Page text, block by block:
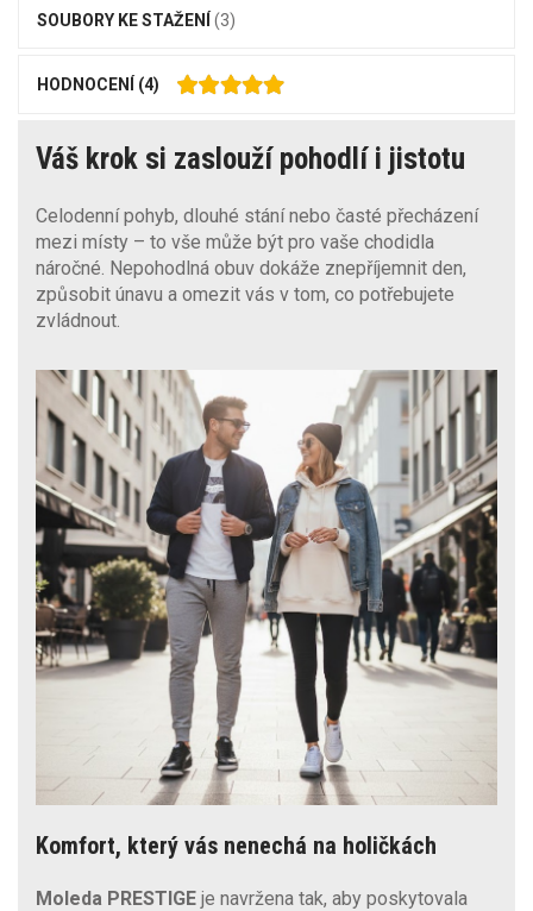
SOUBORY KE STAŽENÍ (3)
HODNOCENÍ (4)
Váš krok si zaslouží pohodlí i jistotu
Celodenní pohyb, dlouhé stání nebo časté přecházení
mezi místy – to vše může být pro vaše chodidla
náročné. Nepohodlná obuv dokáže znepříjemnit den,
způsobit únavu a omezit vás v tom, co potřebujete
zvládnout.
Komfort, který vás nenechá na holičkách
Moleda PRESTIGE je navržena tak, aby poskytovala